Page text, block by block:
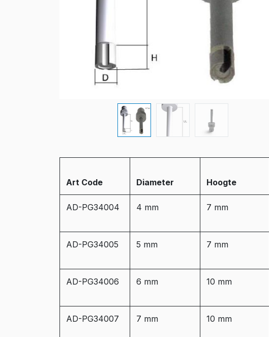
Art Code Diameter Hoogte
AD-PG34004 4 mm 7 mm
AD-PG34005 5 mm 7 mm
AD-PG34006 6 mm 10 mm
AD-PG34007 7 mm 10 mm